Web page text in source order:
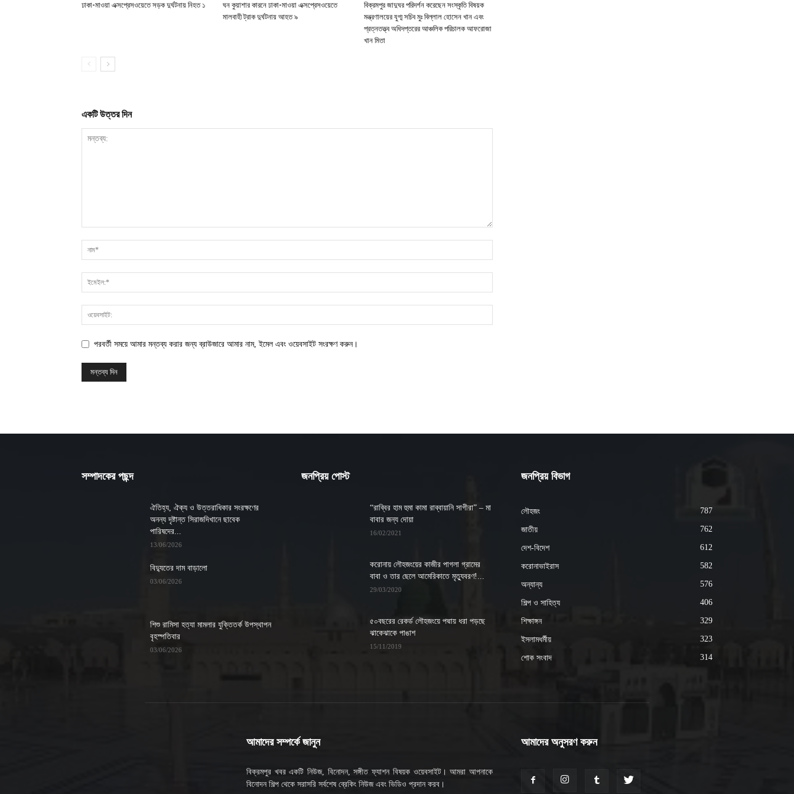
ঢাকা-মাওয়া এক্সপ্রেসওয়েতে সড়ক দুর্ঘটনায় নিহত ১
ঘন কুয়াশার কারনে ঢাকা-মাওয়া এক্সপ্রেসওয়েতে
মালবাহী ট্রাক দুর্ঘটনায় আহত ৯
বিক্রমপুর জাদুঘর পরিদর্শন করেছেন সংস্কৃতি বিষয়ক
মন্ত্রণালয়ের যুগ্ম সচিব মুঃ বিল্লাল হোসেন খান এবং
প্রত্নতত্ত্ব অধিদপ্তরের আঞ্চলিক পরিচালক আফরোজা
খান মিতা
একটি উত্তর দিন
পরবর্তী সময়ে আমার মন্তব্য করার জন্য ব্রাউজারে আমার নাম, ইমেল এবং ওয়েবসাইট সংরক্ষণ করুন।
সম্পাদকের পছন্দ
ঐতিহ্য, ঐক্য ও উত্তরাধিকার সংরক্ষণের
অনন্য দৃষ্টান্ত সিরাজদিখানে ছাবেক
পারিষদের...
13/06/2026
বিদ্যুতের দাম বাড়ালো
03/06/2026
শিশু রামিসা হত্যা মামলার যুক্তিতর্ক উপস্থাপন
বৃহস্পতিবার
03/06/2026
জনপ্রিয় পোস্ট
“রাব্বির হাম হুমা কামা রাব্বায়ানি সাগীরা” – মা
বাবার জন্য দোয়া
16/02/2021
করোনায় লৌহজংয়ের কাজীর পাগলা গ্রামের
বাবা ও তার ছেলে আমেরিকাতে মৃত্যুবরণ!...
29/03/2020
৫০বছরের রেকর্ড লৌহজংয়ে পদ্মায় ধরা পড়ছে
ঝাকেঝাকে পাঙাশ
15/11/2019
জনপ্রিয় বিভাগ
লৌহজং 787
জাতীয় 762
দেশ-বিদেশ 612
করোনাভাইরাস 582
অন্যান্য 576
শিল্প ও সাহিত্য 406
শিক্ষাঙ্গন 329
ইসলামধর্মীয় 323
শোক সংবাদ 314
আমাদের সম্পর্কে জানুন
বিক্রমপুর খবর একটি নিউজ, বিনোদন, সঙ্গীত ফ্যাশন বিষয়ক ওয়েবসাইট। আমরা আপনাকে
বিনোদন শিল্প থেকে সরাসরি সর্বশেষ ব্রেকিং নিউজ এবং ভিডিও প্রদান করব।
আমাদের অনুসরণ করুন